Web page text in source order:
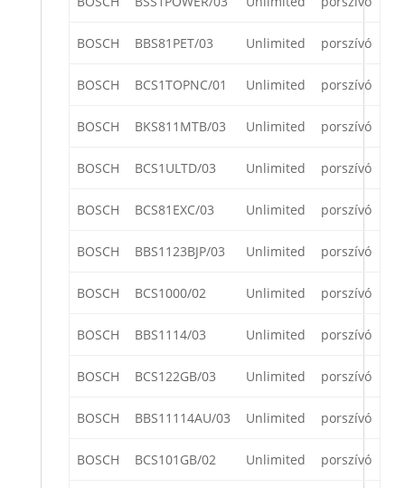
BOSCH BBS81PET/03 Unlimited porszívó
BOSCH BCS1TOPNC/01 Unlimited porszívó
BOSCH BKS811MTB/03 Unlimited porszívó
BOSCH BCS1ULTD/03 Unlimited porszívó
BOSCH BCS81EXC/03 Unlimited porszívó
BOSCH BBS1123BJP/03 Unlimited porszívó
BOSCH BCS1000/02 Unlimited porszívó
BOSCH BBS1114/03 Unlimited porszívó
BOSCH BCS122GB/03 Unlimited porszívó
BOSCH BBS11114AU/03 Unlimited porszívó
BOSCH BCS101GB/02 Unlimited porszívó